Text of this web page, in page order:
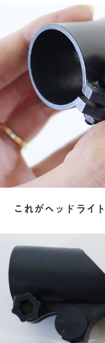
これがヘッドライ